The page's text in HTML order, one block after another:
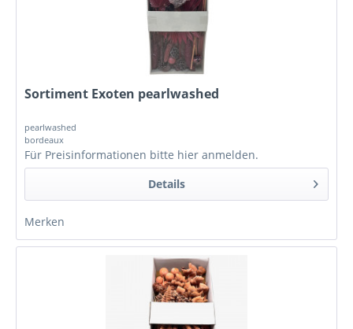
Sortiment Exoten pearlwashed
pearlwashed
bordeaux
Für Preisinformationen bitte hier anmelden.
Details
Merken